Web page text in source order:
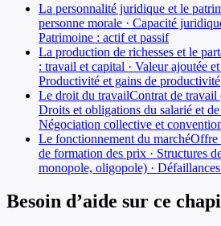
La personnalité juridique et le
personne morale · Capacité
Patrimoine : actif et passif
La production de richesses et le
: travail et capital · Valeur ajoutée
Productivité et gains de productivité
Le droit du travailContrat de
Droits et obligations du salarié et
Négociation collective et
Le fonctionnement du marchéOffre
de formation des prix · Structures
monopole, oligopole) ·
Besoin d’aide sur ce